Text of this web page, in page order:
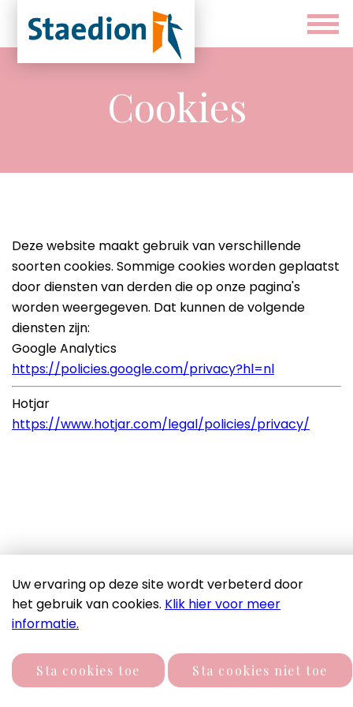
Uw ervaring op deze site wordt verbeterd door
het gebruik van cookies. Klik hier voor meer
informatie.
Sta cookies toe Sta cookies niet toe
Cookies
Deze website maakt gebruik van verschillende
soorten cookies. Sommige cookies worden geplaatst
door diensten van derden die op onze pagina's
worden weergegeven. Dat kunnen de volgende
diensten zijn:
Google Analytics
https://policies.google.com/privacy?hl=nl
Hotjar
https://www.hotjar.com/legal/policies/privacy/
Copyright 2026 De Schaloen
Door: Nieuwbouw Studio